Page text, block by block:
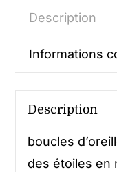
Description
Informations
Description
boucles
des étoiles en